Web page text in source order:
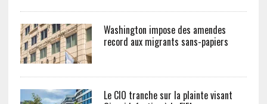
Washington impose des amendes
record aux migrants sans-papiers
Le CIO tranche sur la plainte visant